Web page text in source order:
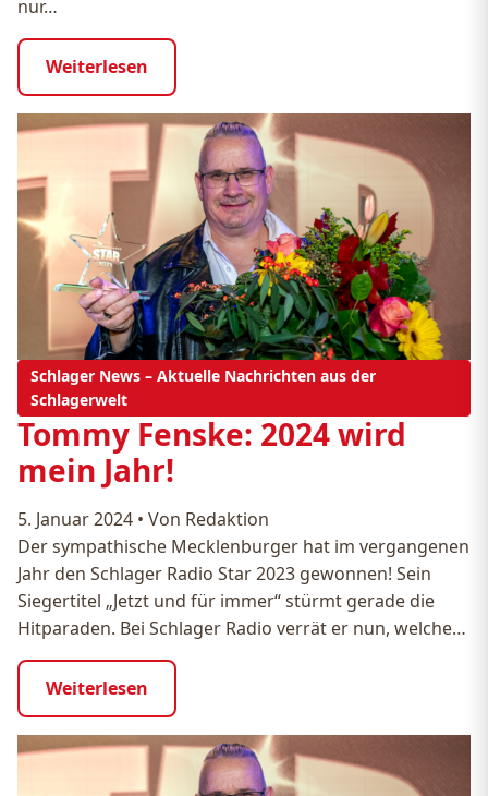
nur…
Weiterlesen
Schlager News – Aktuelle Nachrichten aus der
Schlagerwelt
Tommy Fenske: 2024 wird
mein Jahr!
5. Januar 2024 • Von Redaktion
Der sympathische Mecklenburger hat im vergangenen
Jahr den Schlager Radio Star 2023 gewonnen! Sein
Siegertitel „Jetzt und für immer“ stürmt gerade die
Hitparaden. Bei Schlager Radio verrät er nun, welche…
Weiterlesen